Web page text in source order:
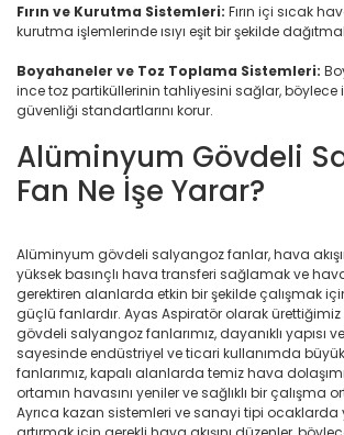
Fırın ve Kurutma Sistemleri: Fırın içi sıcak
kurutma işlemlerinde ısıyı eşit bir şekilde
Boyahaneler ve Toz Toplama Sistemleri:
ince toz partiküllerinin tahliyesini sağlar, böylece
güvenliği standartlarını korur.
Alüminyum Gövdeli
Fan Ne İşe Yarar?
Alüminyum gövdeli salyangoz fanlar, hava
yüksek basınçlı hava transferi sağlamak ve
gerektiren alanlarda etkin bir şekilde çalışmak
güçlü fanlardır. Ayas Aspiratör olarak
gövdeli salyangoz fanlarımız, dayanıklı yapısı
sayesinde endüstriyel ve ticari kullanımda
fanlarımız, kapalı alanlarda temiz hava
ortamın havasını yeniler ve sağlıklı bir çalışma
Ayrıca kazan sistemleri ve sanayi tipi